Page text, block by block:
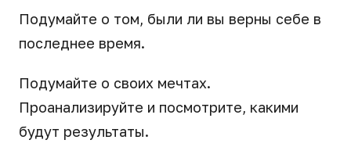
Подумайте о том, были ли вы верны себе в
последнее время.
Подумайте о своих мечтах.
Проанализируйте и посмотрите, какими
будут результаты.